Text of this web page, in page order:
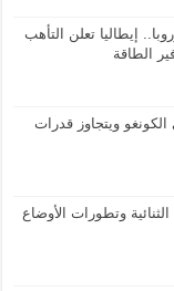
إيطاليا تعلن التأهب
الطاقة
الكونغو ويتجاوز قدرات
وتطورات الأوضاع